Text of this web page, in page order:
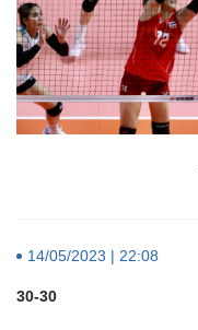
14/05/2023 | 22:08
30-30